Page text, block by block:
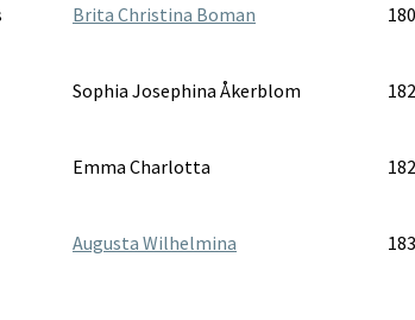
Brita Christina Boman
Sophia Josephina Åkerblom
Emma Charlotta
Augusta Wilhelmina